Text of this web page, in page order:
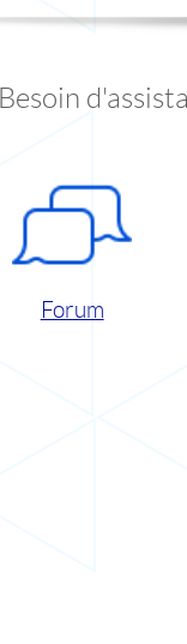
Besoin
Forum